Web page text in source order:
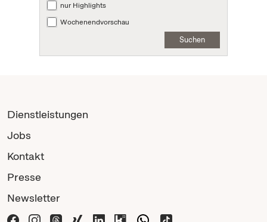
nur Highlights
Wochenendvorschau
Suchen
Dienstleistungen
Jobs
Kontakt
Presse
Newsletter